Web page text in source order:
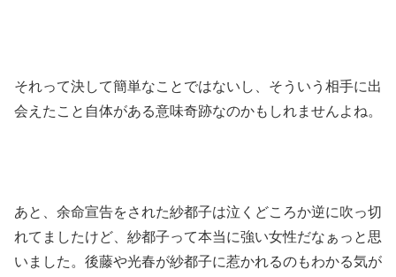
それって決して簡単なことではないし、そういう相手に出
会えたこと自体がある意味奇跡なのかもしれませんよね。
あと、余命宣告をされた紗都子は泣くどころか逆に吹っ切
れてましたけど、紗都子って本当に強い女性だなぁっと思
いました。後藤や光春が紗都子に惹かれるのもわかる気が